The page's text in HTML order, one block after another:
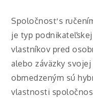
Spoločnosť s
je typ
vlastníkov pred
alebo záväzky
obmedzeným sú
vlastnosti